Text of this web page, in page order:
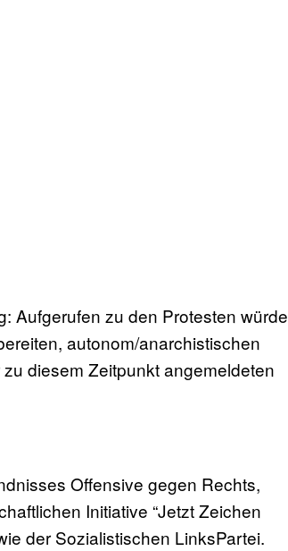
Aufgerufen zu den Protesten würde
autonom/anarchistischen
diesem Zeitpunkt angemeldeten
Offensive gegen Rechts,
Initiative “Jetzt Zeichen
der Sozialistischen LinksPartei.